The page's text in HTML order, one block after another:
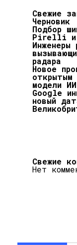
Свежие
Черновик
Подбор
Pirelli и
Инженеры
радара
Новое
открытым
модели
Google
новый
Свежие
Нет